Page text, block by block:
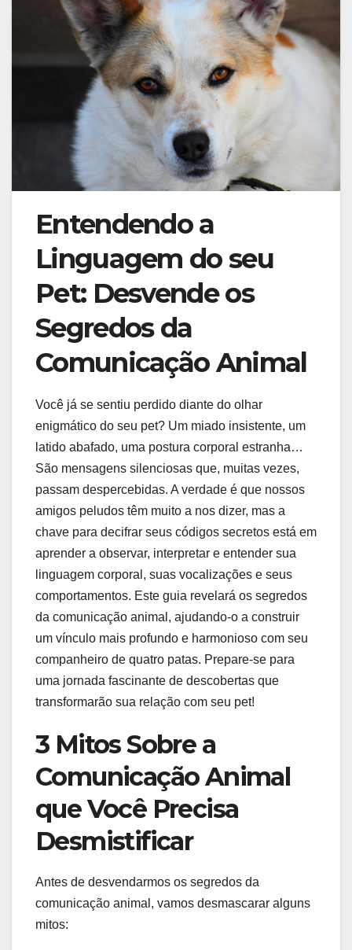
Entendendo a
Linguagem do seu
Pet: Desvende os
Segredos da
Comunicação Animal
Você já se sentiu perdido diante do olhar
enigmático do seu pet? Um miado insistente, um
latido abafado, uma postura corporal estranha…
São mensagens silenciosas que, muitas vezes,
passam despercebidas. A verdade é que nossos
amigos peludos têm muito a nos dizer, mas a
chave para decifrar seus códigos secretos está em
aprender a observar, interpretar e entender sua
linguagem corporal, suas vocalizações e seus
comportamentos. Este guia revelará os segredos
da comunicação animal, ajudando-o a construir
um vínculo mais profundo e harmonioso com seu
companheiro de quatro patas. Prepare-se para
uma jornada fascinante de descobertas que
transformarão sua relação com seu pet!
3 Mitos Sobre a
Comunicação Animal
que Você Precisa
Desmistificar
Antes de desvendarmos os segredos da
comunicação animal, vamos desmascarar alguns
mitos: